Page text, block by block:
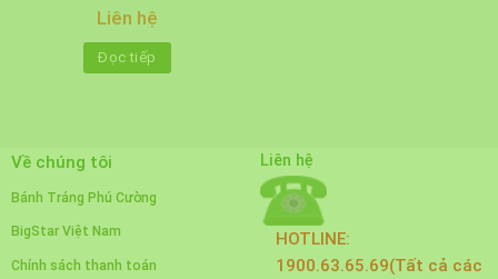
Liên hệ
Đọc tiếp
Về chúng tôi
Bánh Tráng Phú Cường
BigStar Việt Nam
Chính sách thanh toán
Liên hệ
HOTLINE:
1900.63.65.69(Tất cả các